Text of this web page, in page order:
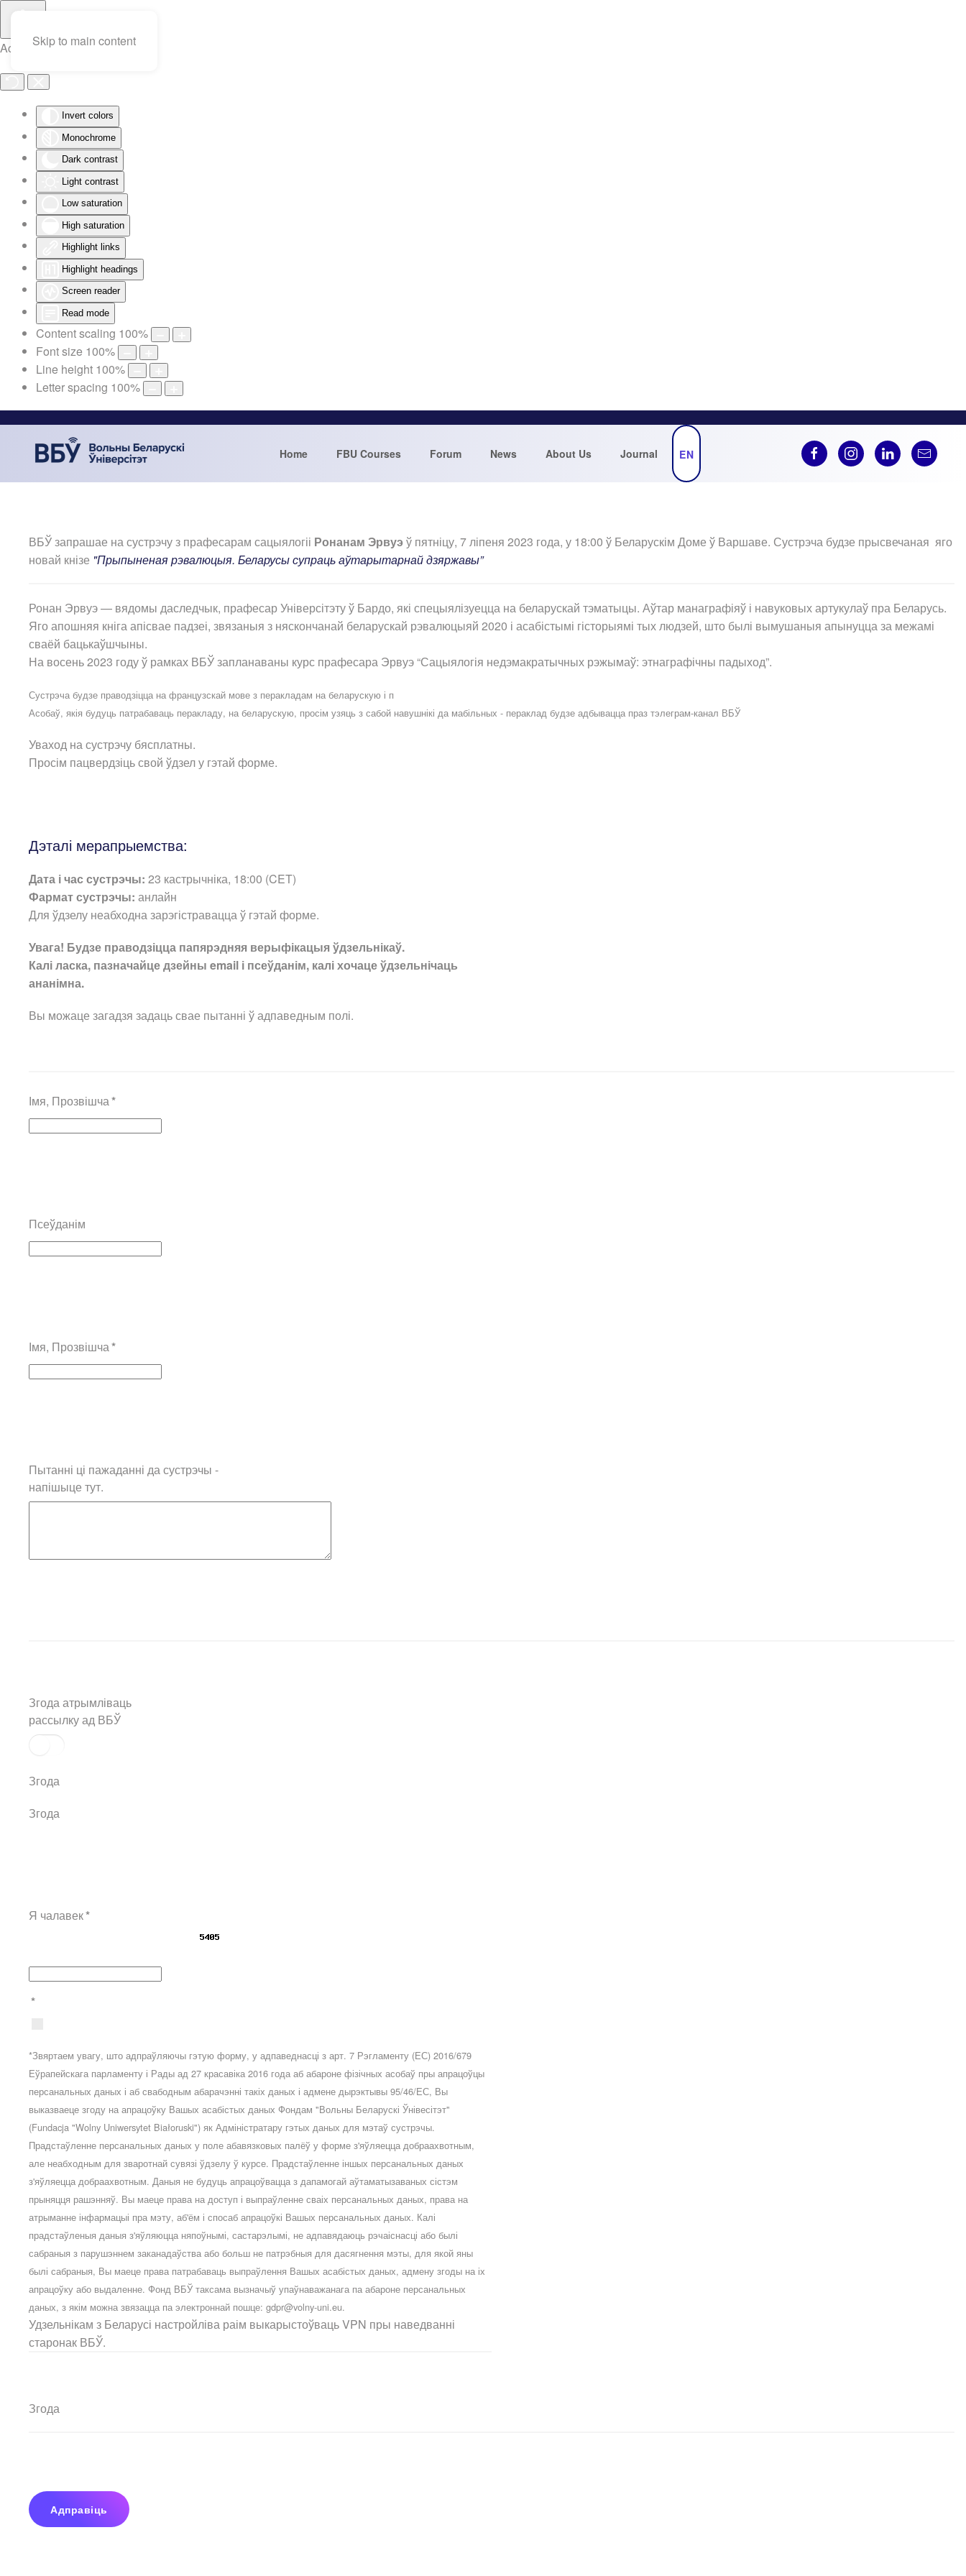
Accessibility Tools
Invert colors
Monochrome
Dark contrast
Light contrast
Low saturation
High saturation
Highlight links
Highlight headings
Screen reader
Read mode
Content scaling 100%
Font size 100%
Line height 100%
Letter spacing 100%
Skip to main content
Home FBU Courses Forum News About Us Journal EN
ВБЎ запрашае на сустрэчу з прафесарам сацыялогіі Ронанам Эрвуэў пятніцу, 7 ліпеня 2023 года, у 18:00 ў Беларускім Доме ў Варшаве. Сустрэча будзе прысвечаная яго
новай кнізе "Прыпыненая рэвалюцыя. Беларусы супраць аўтарытарнай дзяржавы”
Ронан Эрвуэ — вядомы даследчык, прафесар Універсітэту ў Бардо, які спецыялізуецца на беларускай тэматыцы. Аўтар манаграфіяў і навуковых артукулаў пра Беларусь.
Яго апошняя кніга апісвае падзеі, звязаныя з няскончанай беларускай рэвалюцыяй 2020 і асабістымі гісторыямі тых людзей, што былі вымушаныя апынуцца за межамі
сваёй бацькаўшчыны.
На восень 2023 году ў рамках ВБЎ запланаваны курс прафесара Эрвуэ “Сацыялогія недэмакратычных рэжымаў: этнаграфічны падыход”.
Сустрэча будзе праводзіцца на французскай мове з перакладам на беларускую і п
Асобаў, якія будуць патрабаваць перакладу, на беларускую, просім узяць з сабой навушнікі да мабільных - пераклад будзе адбывацца праз тэлеграм-канал ВБЎ
Уваход на сустрэчу бясплатны.
Просім пацвердзіць свой ўдзел у гэтай форме.
Дэталі мерапрыемства:
Дата і час сустрэчы: 23 кастрычніка, 18:00 (CET)
Фармат сустрэчы: анлайн
Для ўдзелу неабходна зарэгістравацца ў гэтай форме.
Увага! Будзе праводзіцца папярэдняя верыфікацыя ўдзельнікаў.
Калі ласка, пазначайце дзейны email і псеўданім, калі хочаце ўдзельнічаць
ананімна.
Вы можаце загадзя задаць свае пытанні ў адпаведным полі.
Імя, Прозвішча*
Псеўданім
Імя, Прозвішча*
Пытанні ці пажаданні да сустрэчы -
напішыце тут.
Згода атрымліваць
рассылку ад ВБЎ
Згода
Згода
Я чалавек*
*
*Звяртаем увагу, што адпраўляючы гэтую форму, у адпаведнасці з арт. 7 Рэгламенту (ЕС) 2016/679
Еўрапейскага парламенту і Рады ад 27 красавіка 2016 года аб абароне фізічных асобаў пры апрацоўцы
персанальных даных і аб свабодным абарачэнні такіх даных і адмене дырэктывы 95/46/ЕС, Вы
выказваеце згоду на апрацоўку Вашых асабістых даных Фондам "Вольны Беларускі Ўнівесітэт"
(Fundacja "Wolny Uniwersytet Białoruski") як Адміністратару гэтых даных для мэтаў сустрэчы.
Прадстаўленне персанальных даных у поле абавязковых палёў у форме з'яўляецца добраахвотным,
але неабходным для зваротнай сувязі ўдзелу ў курсе. Прадстаўленне іншых персанальных даных
з'яўляецца добраахвотным. Даныя не будуць апрацоўвацца з дапамогай аўтаматызаваных сістэм
прыняцця рашэнняў. Вы маеце права на доступ і выпраўленне сваіх персанальных даных, права на
атрыманне інфармацыі пра мэту, аб'ём і спосаб апрацоўкі Вашых персанальных даных. Калі
прадстаўленыя даныя з'яўляюцца няпоўнымі, састарэлымі, не адпавядаюць рэчаіснасці або былі
сабраныя з парушэннем заканадаўства або больш не патрэбныя для дасягнення мэты, для якой яны
былі сабраныя, Вы маеце права патрабаваць выпраўлення Вашых асабістых даных, адмену згоды на іх
апрацоўку або выдаленне. Фонд ВБЎ таксама вызначыў упаўнаважанага па абароне персанальных
даных, з якім можна звязацца па электроннай пошце: gdpr@volny-uni.eu.
Удзельнікам з Беларусі настройліва раім выкарыстоўваць VPN пры наведванні
старонак ВБЎ.
Згода
Адправіць